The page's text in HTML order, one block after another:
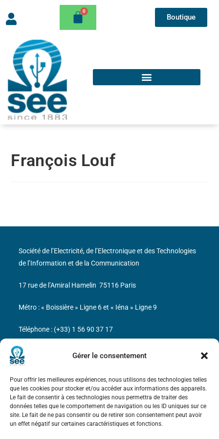
Gérer le consentement
Pour offrir les meilleures expériences, nous utilisons des technologies telles
que les cookies pour stocker et/ou accéder aux informations des appareils.
Le fait de consentir à ces technologies nous permettra de traiter des
données telles que le comportement de navigation ou les ID uniques sur ce
site. Le fait de ne pas consentir ou de retirer son consentement peut avoir
un effet négatif sur certaines caractéristiques et fonctions.
Boutique
François Louf
Bicentenaire des découvertes d’André-
Marie Ampère
Mentions légales
Société de l’Electricité, de l’Electronique et des Technologies
de l’Information et de la Communication
17 rue de l’Amiral Hamelin 75116 Paris
Métro : « Boissière » Ligne 6 et « Iéna » Ligne 9
Téléphone : (+33) 1 56 90 37 17
N° de SIREN : 785 393 232, Code APE : 9412Z TVA intra-
communautaire : FR44 785 393 232